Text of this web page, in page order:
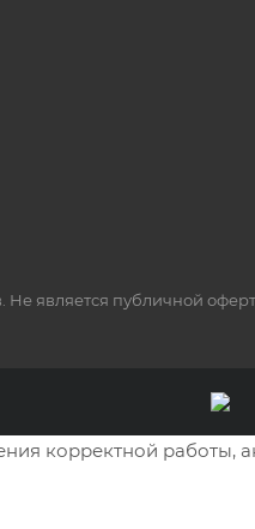
является публичной
корректной